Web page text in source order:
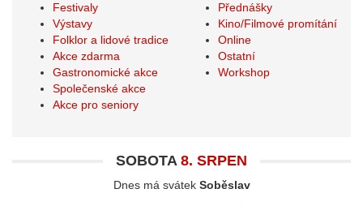
Festivaly
Výstavy
Folklor a lidové tradice
Akce zdarma
Gastronomické akce
Společenské akce
Akce pro seniory
Přednášky
Kino/Filmové promítání
Online
Ostatní
Workshop
SOBOTA 8. SRPEN
Dnes má svátek Soběslav